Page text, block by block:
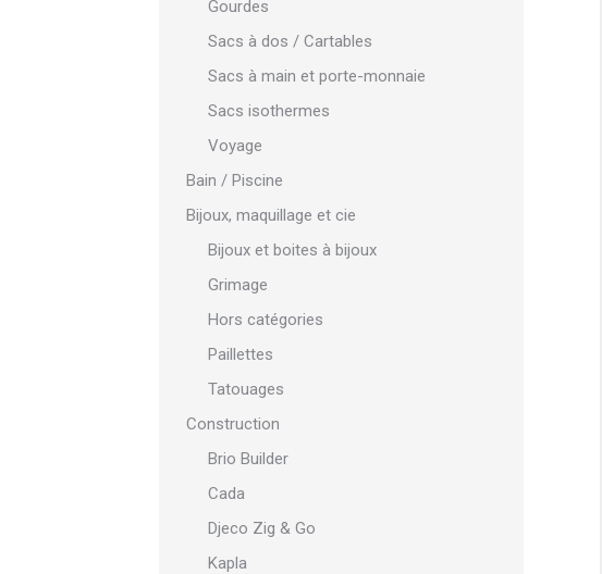
Gourdes
Sacs à dos / Cartables
Sacs à main et porte-monnaie
Sacs isothermes
Voyage
Bain / Piscine
Bijoux, maquillage et cie
Bijoux et boites à bijoux
Grimage
Hors catégories
Paillettes
Tatouages
Construction
Brio Builder
Cada
Djeco Zig & Go
Kapla